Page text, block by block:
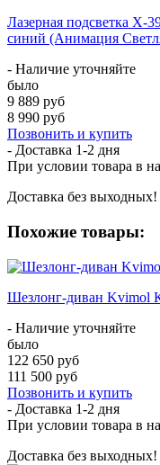
Лазерная подсветка X-
синий (Анимация
- Наличие уточняйте
было
9 889 руб
8 990 руб
Позвонить и купить
- Доставка 1-2 дня
При условии товара в
Доставка без выходных!
Похожие товары:
Шезлонг-диван Kvimol
- Наличие уточняйте
было
122 650 руб
111 500 руб
Позвонить и купить
- Доставка 1-2 дня
При условии товара в
Доставка без выходных!